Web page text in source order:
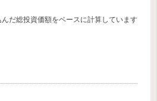
だ総投資価額をベースに計算しています